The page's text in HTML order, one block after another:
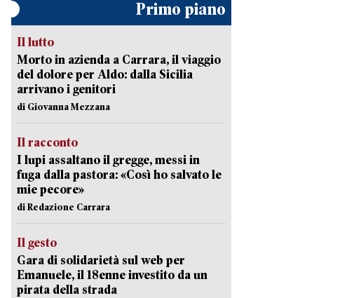
Primo piano
Il lutto
Morto in azienda a Carrara, il viaggio
del dolore per Aldo: dalla Sicilia
arrivano i genitori
di Giovanna Mezzana
Il racconto
I lupi assaltano il gregge, messi in
fuga dalla pastora: «Così ho salvato le
mie pecore»
di Redazione Carrara
Il gesto
Gara di solidarietà sul web per
Emanuele, il 18enne investito da un
pirata della strada